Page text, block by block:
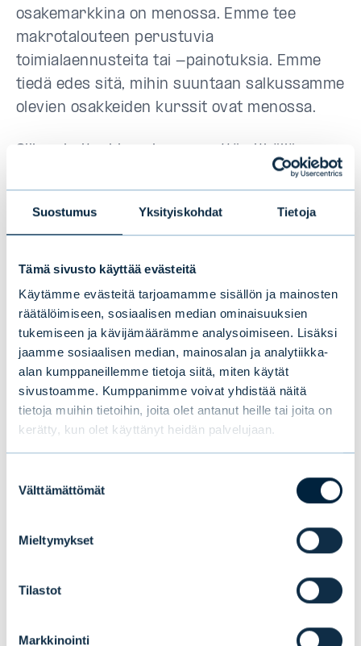
Suostumus Yksityiskohdat Tietoja
Tämä sivusto käyttää evästeitä
Käytämme evästeitä tarjoamamme sisällön ja mainosten
räätälöimiseen, sosiaalisen median ominaisuuksien
tukemiseen ja kävijämäärämme analysoimiseen. Lisäksi
jaamme sosiaalisen median, mainosalan ja analytiikka-
alan kumppaneillemme tietoja siitä, miten käytät
sivustoamme. Kumppanimme voivat yhdistää näitä
tietoja muihin tietoihin, joita olet antanut heille tai joita on
kerätty, kun olet käyttänyt heidän palvelujaan.
valinta
Välttämättömät
Mieltymykset
Tilastot
Markkinointi
osakemarkkina on menossa. Emme tee
makrotalouteen perustuvia
toimialaennusteita tai -painotuksia. Emme
tiedä edes sitä, mihin suuntaan salkussamme
olevien osakkeiden kurssit ovat menossa.
tähtäimellä todennäköisyys hyvän tuoton
hajautetusti salkkuun hyvää kassavirtaa
riittävän halpojen yritysten osakkeita ja
ottaa huomioon vastuullisuustekijät.
Kaikki edellä mainittu päti viime vuoden
maaliskuuhun asti. Sen jälkeen yksi asia
muuttui: toimiston nurkkahuoneesta on
hajauduttu ympäri pääkaupunkiseutua
etätyöskentelemään. Muuten työ jatkuu
ennallaan, mutta keskustelut hoidetaan nyt
viestein ja kameran välityksellä. Ja kun ei se
ruutu kuitenkaan ole ihan sama asia kuin
sitä hiljaista nurkkahuonetta. Ei siinä sen